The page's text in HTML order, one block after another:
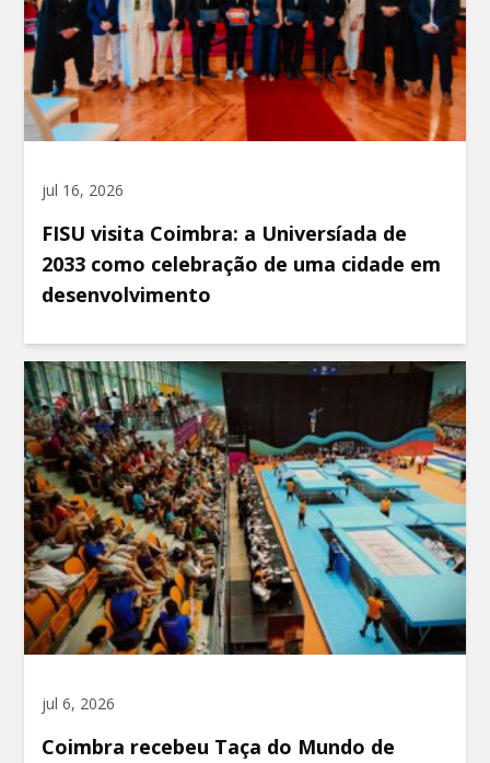
jul 16, 2026
FISU visita Coimbra: a Universíada de
2033 como celebração de uma cidade em
desenvolvimento
jul 6, 2026
Coimbra recebeu Taça do Mundo de